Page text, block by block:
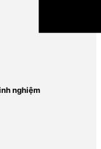
nghiệm